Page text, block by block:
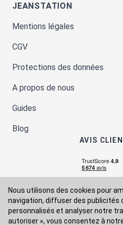
Nous utilisons des cookies pour
navigation, diffuser des publicités
personnalisés et analyser notre
autoriser », vous consentez à
JEANSTATION
Mentions légales
CGV
Protections des données
A propos de nous
Guides
Blog
AVIS